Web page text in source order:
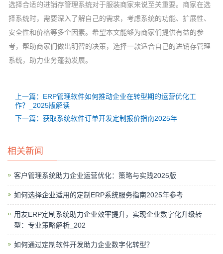
选择合适的进销存管理系统对于服装商家来说至关重要。商家在选
择系统时，需要深入了解自己的需求，考虑系统的功能、扩展性、
安全性和价格等多个因素。希望本文能够为商家们提供有益的参
考，帮助商家们做出明智的决策，选择一款适合自己的进销存管理
系统，助力业务蓬勃发展。
上一篇：ERP管理软件如何推动企业在转型期的运营优化工
作？_2025版解读
下一篇：获取系统软件订单开发定制报价指南2025年
相关新闻
客户管理系统助力企业运营优化：策略与实践2025版
如何选择企业适用的定制ERP系统服务指南2025年参考
用友ERP定制系统助力企业效率提升，实现企业数字化升级转
型：专业策略解析_202
如何通过定制软件开发助力企业数字化转型？